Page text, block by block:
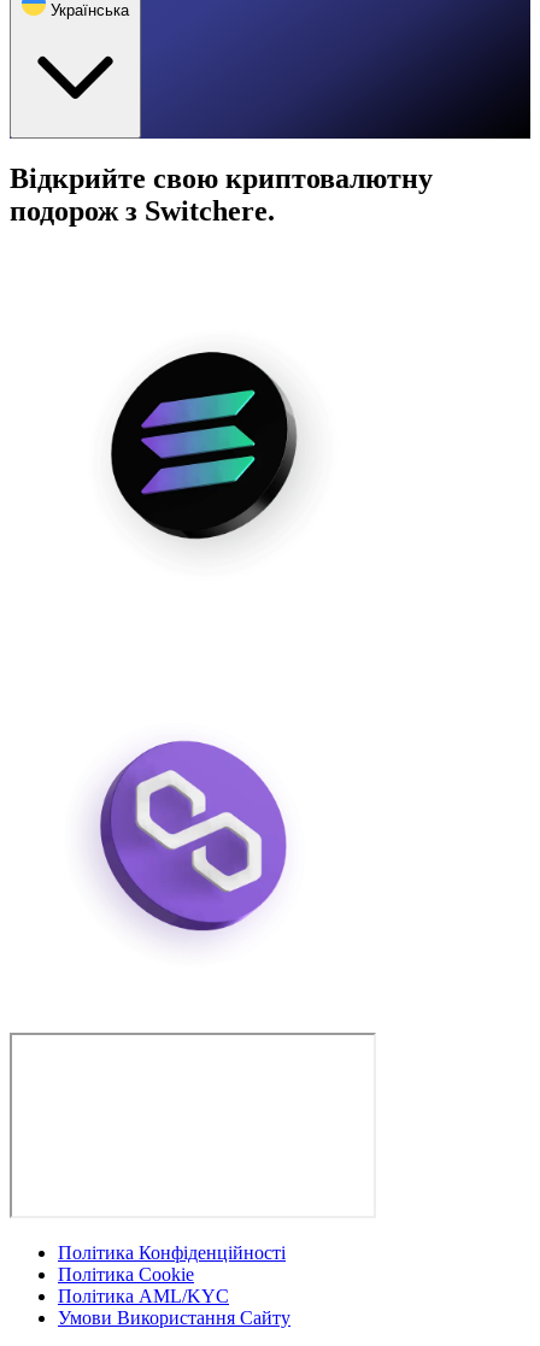
Українська
Відкрийте свою криптовалютну
подорож з Switchere.
Політика Конфіденційності
Політика Cookie
Політика AML/KYC
Умови Використання Сайту